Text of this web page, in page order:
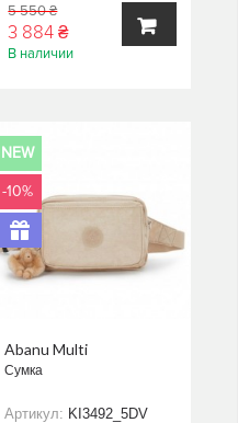
5 550 ₴
3 884 ₴
В наличии
NEW
-10%
Abanu Multi
Сумка
Артикул: KI3492_5DV